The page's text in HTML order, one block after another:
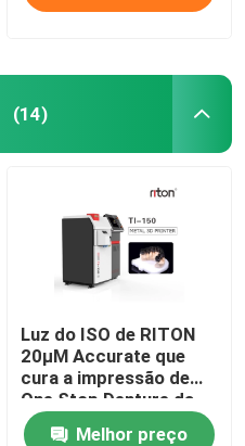
(14)
Luz do ISO de RITON
20μM Accurate que
cura a impressão de
One Stop Denture da
impressora 3D
Melhor preço